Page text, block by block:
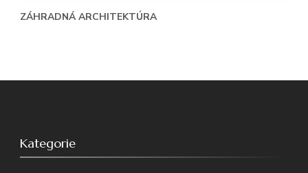
ZÁHRADNÁ ARCHITEKTÚRA
Kategorie